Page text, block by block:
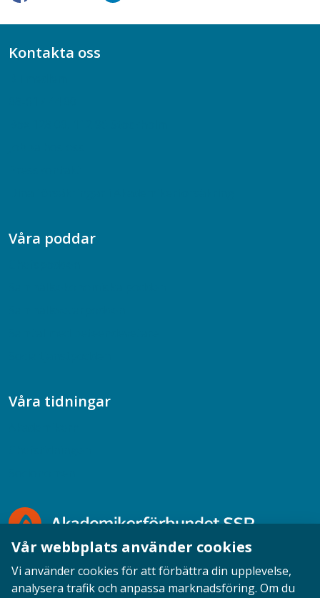
Kontakta oss
Våra poddar
Våra tidningar
Vår webbplats använder cookies
Vi använder cookies för att förbättra din upplevelse,
analysera trafik och anpassa marknadsföring. Om du